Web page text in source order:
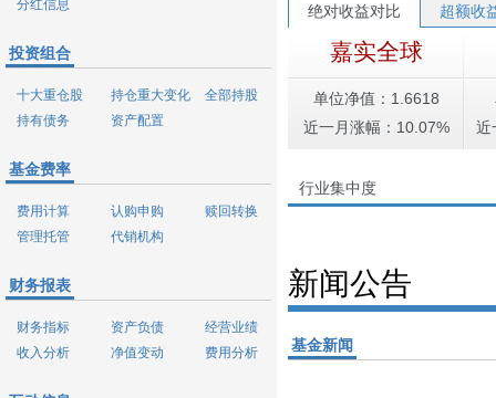
分红信息
投资组合
十大重仓股 持仓重大变化
全部持股
持有债务
资产配置
基金费率
费用计算 认购申购
赎回转换
管理托管
代销机构
财务报表
财务指标 资产负债
经营业绩
收入分析
净值变动 费用分析
绝对收益对比 超额收
嘉实全球
单位净值：1.6618
近一月涨幅：10.07%
近
行业集中度
新闻公告
基金新闻